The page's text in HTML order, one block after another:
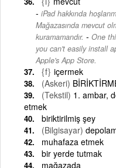
iPad hakkında
Mağazasında mevcut
kuramamandır. - One
you can't easily install
Apple's App Store.
{f} içermek
(Askeri)
(Tekstil) 1. ambar,
etmek
biriktirilmiş şey
(Bilgisayar)
muhafaza etmek
bir yerde tutmak
mağazada